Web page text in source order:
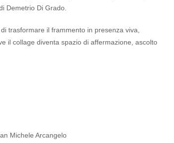
Demetrio Di Grado.
trasformare il frammento in presenza viva,
il collage diventa spazio di affermazione, ascolto
Michele Arcangelo